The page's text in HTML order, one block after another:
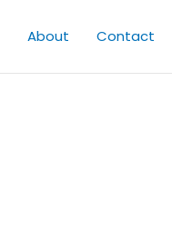
About Contact